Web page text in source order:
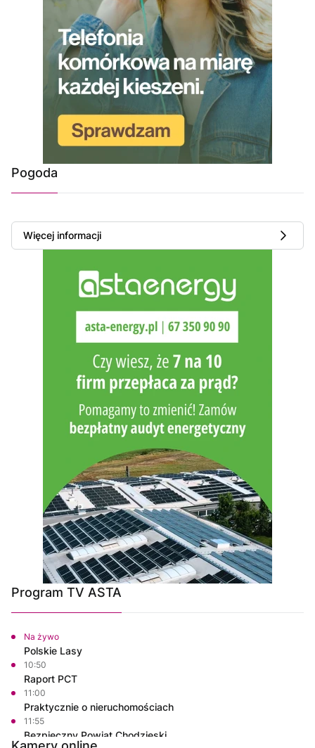
Pogoda
Więcej informacji
Program TV ASTA
Na żywo
Polskie Lasy
10:50
Raport PCT
11:00
Praktycznie o nieruchomościach
11:55
Bezpieczny Powiat Chodzieski